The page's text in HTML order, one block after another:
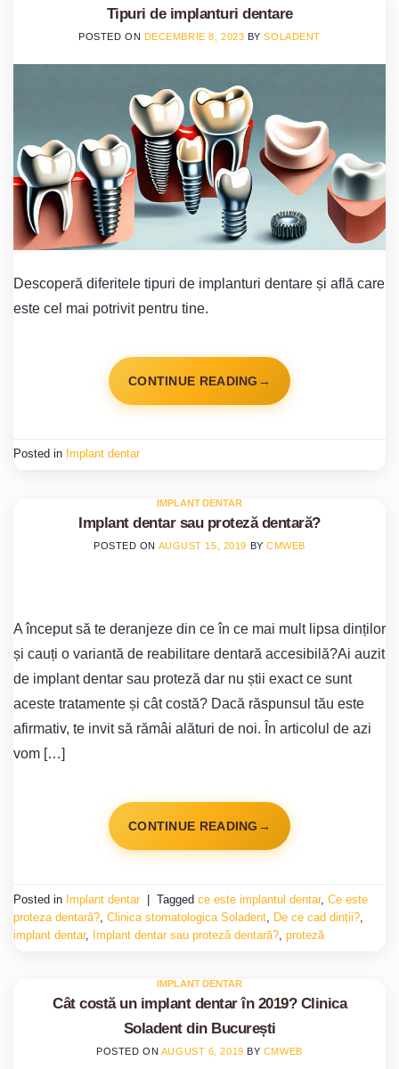
Tipuri de implanturi dentare
POSTED ON DECEMBRIE 8, 2023 BYSOLADENT
Descoperă diferitele tipuri de implanturi dentare și află care
este cel mai potrivit pentru tine.
CONTINUE READING →
Posted in Implant dentar
IMPLANT DENTAR
Implant dentar sau proteză dentară?
POSTED ON AUGUST 15, 2019 BYCMWEB
A început să te deranjeze din ce în ce mai mult lipsa dinților
și cauți o variantă de reabilitare dentară accesibilă?Ai auzit
de implant dentar sau proteză dar nu știi exact ce sunt
aceste tratamente și cât costă? Dacă răspunsul tău este
afirmativ, te invit să rămâi alături de noi. În articolul de azi
vom […]
CONTINUE READING →
Posted in Implant dentar | Tagged ce este implantul dentar, Ce este
proteza dentară? Clinica stomatologica Soladent De ce cad dinții?
implant dentar, Implant dentar sau proteză dentară? proteză
IMPLANT DENTAR
Cât costă un implant dentar în 2019? Clinica
Soladent din București
POSTED ON AUGUST 6, 2019 BY CMWEB